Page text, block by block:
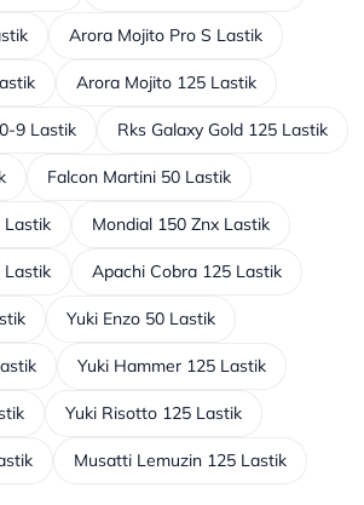
Arora Mojito Pro S Lastik
Arora Mojito 125 Lastik
9 Lastik Rks Galaxy Gold 125 Lastik
Falcon Martini 50 Lastik
Lastik Mondial 150 Znx Lastik
Lastik Apachi Cobra 125 Lastik
Yuki Enzo 50 Lastik
Yuki Hammer 125 Lastik
Yuki Risotto 125 Lastik
Musatti Lemuzin 125 Lastik